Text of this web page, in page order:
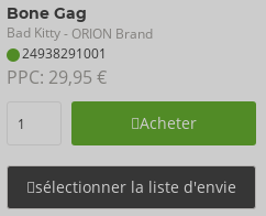
Bone Gag
Bad Kitty- ORION Brand
24938291001
PPC: 29,95 €
Acheter
sélectionner la liste d'envie